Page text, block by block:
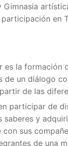
Gimnasia
en
es la
de un diálogo
de las
participar de
saberes y
sus
de una